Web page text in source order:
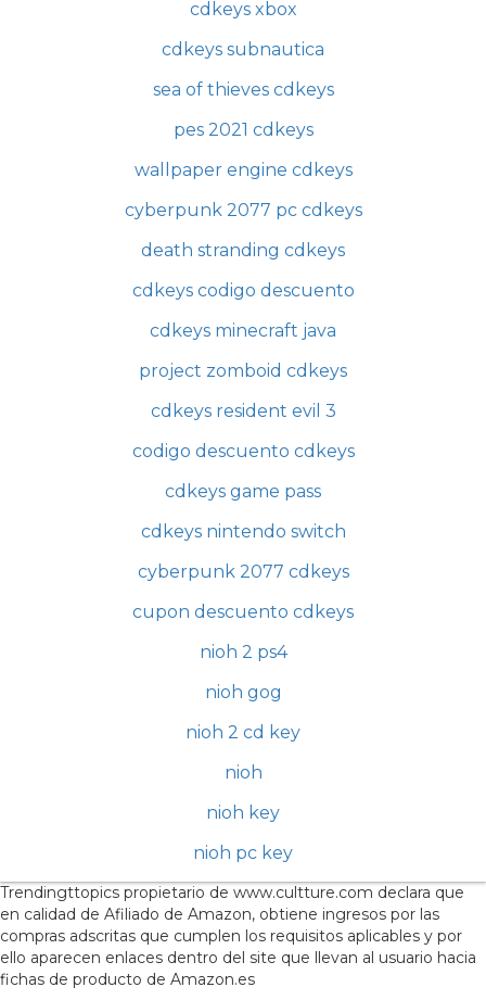
cdkeys xbox
cdkeys subnautica
sea of thieves cdkeys
pes 2021 cdkeys
wallpaper engine cdkeys
cyberpunk 2077 pc cdkeys
death stranding cdkeys
cdkeys codigo descuento
cdkeys minecraft java
project zomboid cdkeys
cdkeys resident evil 3
codigo descuento cdkeys
cdkeys game pass
cdkeys nintendo switch
cyberpunk 2077 cdkeys
cupon descuento cdkeys
nioh 2 ps4
nioh gog
nioh 2 cd key
nioh
nioh key
nioh pc key
Trendingttopics propietario de www.cultture.com declara que
en calidad de Afiliado de Amazon, obtiene ingresos por las
compras adscritas que cumplen los requisitos aplicables y por
ello aparecen enlaces dentro del site que llevan al usuario hacia
fichas de producto de Amazon.es